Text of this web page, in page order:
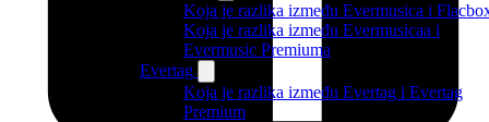
Koja je razlika između Evermusica i
Koja je razlika između Evermusicaa i
Evermusic Premiuma
Evertag
Koja je razlika između Evertag i Evertag
Premium